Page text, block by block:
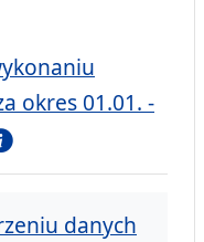
okres 01.01. -
danych